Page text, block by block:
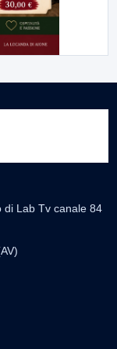
di Lab Tv canale 84